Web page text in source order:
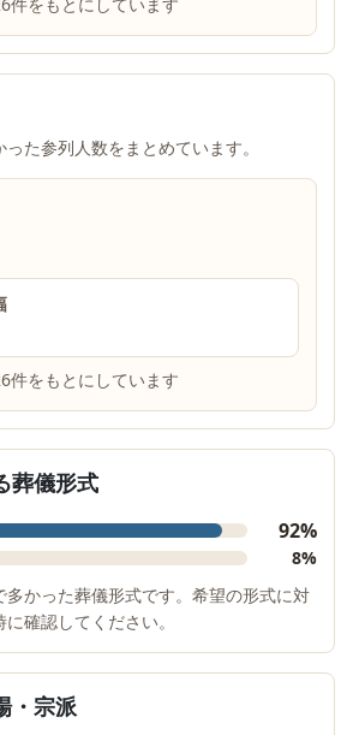
た参列人数をまとめています。
件をもとにしています
葬儀形式
92%
8%
かった葬儀形式です。希望の形式に対
確認してください。
・宗派